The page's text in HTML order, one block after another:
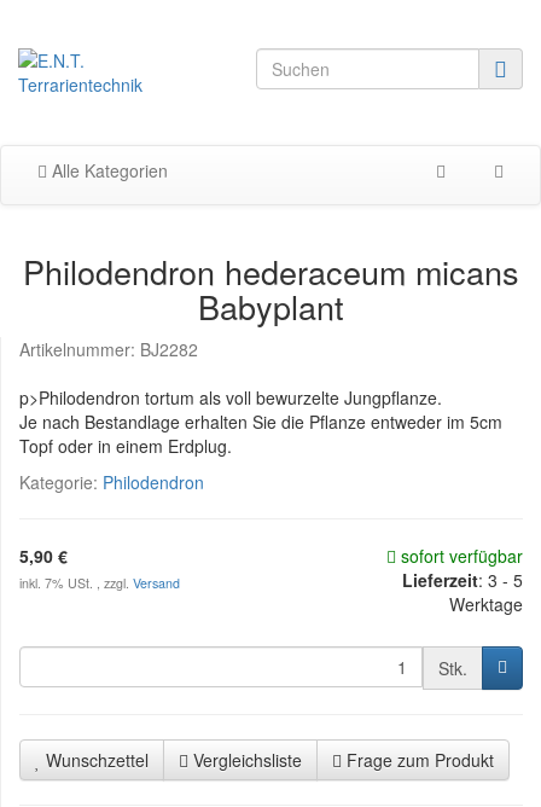
Alle Kategorien
Philodendron hederaceum micans
Babyplant
Artikelnummer: BJ2282
p>Philodendron tortum als voll bewurzelte Jungpflanze.
Je nach Bestandlage erhalten Sie die Pflanze entweder im 5cm
Topf oder in einem Erdplug.
Kategorie: Philodendron
5,90 €
inkl. 7% USt. , zzgl. Versand
sofort verfügbar
Lieferzeit: 3 - 5
Werktage
Stk.
Wunschzettel Vergleichsliste Frage zum Produkt